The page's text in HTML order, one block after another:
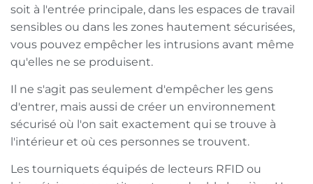
soit à l'entrée principale, dans les espaces de travail
sensibles ou dans les zones hautement sécurisées,
vous pouvez empêcher les intrusions avant même
qu'elles ne se produisent.
Il ne s'agit pas seulement d'empêcher les gens
d'entrer, mais aussi de créer un environnement
sécurisé où l'on sait exactement qui se trouve à
l'intérieur et où ces personnes se trouvent.
Les tourniquets équipés de lecteurs RFID ou